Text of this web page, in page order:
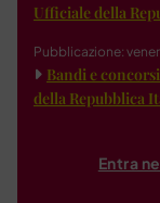
Ufficiale della
Pubblicazione:
Bandi e
della Repubblica
Entra